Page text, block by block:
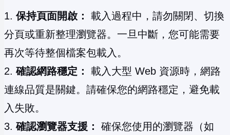
保持頁面開啟：
載入過程中，請勿關閉、切換
分頁或重新整理瀏覽器。一旦中斷，您可能需要
再次等待整個檔案包載入。
確認網路穩定：
載入大型 Web 資源時，網路
連線品質是關鍵。請確保您的網路穩定，避免載
入失敗。
確認瀏覽器支援：
確保您使用的瀏覽器（如